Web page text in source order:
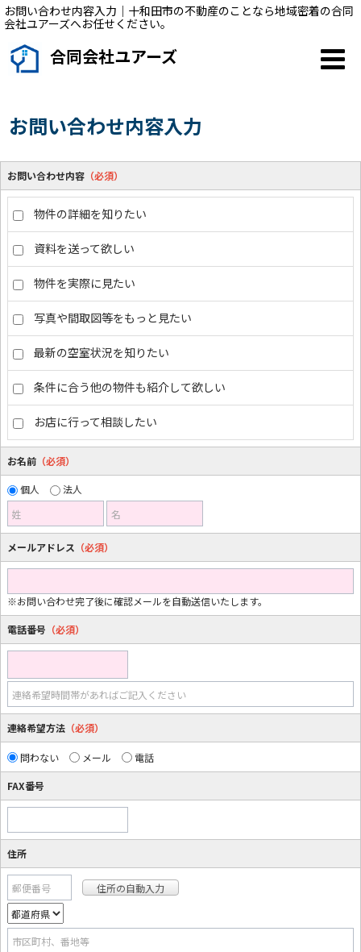
お問い合わせ内容入力｜十和田市の不動産のことなら地域密着の合同
会社ユアーズへお任せください。
合同会社ユアーズ
お問い合わせ内容入力
お問い合わせ内容 （必須）
物件の詳細を知りたい
資料を送って欲しい
物件を実際に見たい
写真や間取図等をもっと見たい
最新の空室状況を知りたい
条件に合う他の物件も紹介して欲しい
お店に行って相談したい
お名前 （必須）
個人
法人
姓
名
メールアドレス （必須）
※お問い合わせ完了後に確認メールを自動送信いたします。
電話番号 （必須）
連絡希望時間帯があればご記入ください
連絡希望方法 （必須）
問わない メール 電話
FAX番号
住所
郵便番号
市区町村、番地等